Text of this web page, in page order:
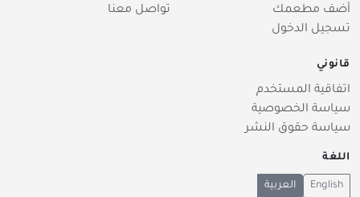
أضف مطعمك
تسجيل الدخول
تواصل معنا
قانوني
اتفاقية المستخدم
سياسة الخصوصية
سياسة حقوق النشر
اللغة
English العربية